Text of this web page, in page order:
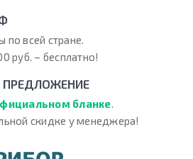
по всей стране.
руб. – бесплатно!
бланке.
скидке у менеджера!